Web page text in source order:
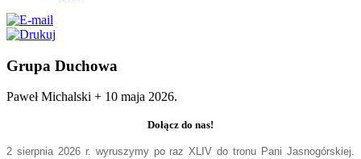
Grupa Duchowa
Paweł Michalski + 10 maja 2026.
Dołącz do nas!
2 sierpnia 2026 r. wyruszymy po raz XLIV do tronu Pani Jasnogórskiej.